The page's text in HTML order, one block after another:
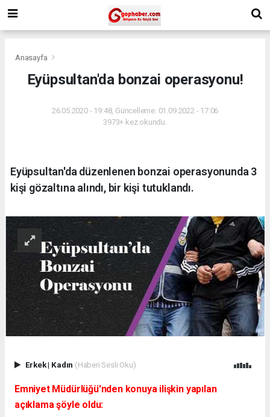
Anasayfa
Eyüpsultan'da bonzai operasyonu!
26.05.2020 - 19:48, Güncelleme: 01.09.2022 - 17:06
3973+ kez okundu.
Eyüpsultan'da düzenlenen bonzai operasyonunda 3
kişi gözaltına alındı, bir kişi tutuklandı.
Erkek| Kadın (Haberi Sesli Oku)
Emniyet Müdürlüğü'nden konuya ilişkin yapılan
açıklama şöyle oldu: